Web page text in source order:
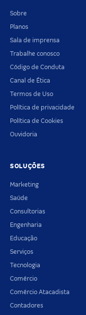
Sobre
Planos
Sala de imprensa
Trabalhe conosco
Código de Conduta
Canal de Ética
Termos de Uso
Política de privacidade
Política de Cookies
Ouvidoria
SOLUÇÕES
Marketing
Saúde
Consultorias
Engenharia
Educação
Serviços
Tecnologia
Comércio
Comércio Atacadista
Contadores